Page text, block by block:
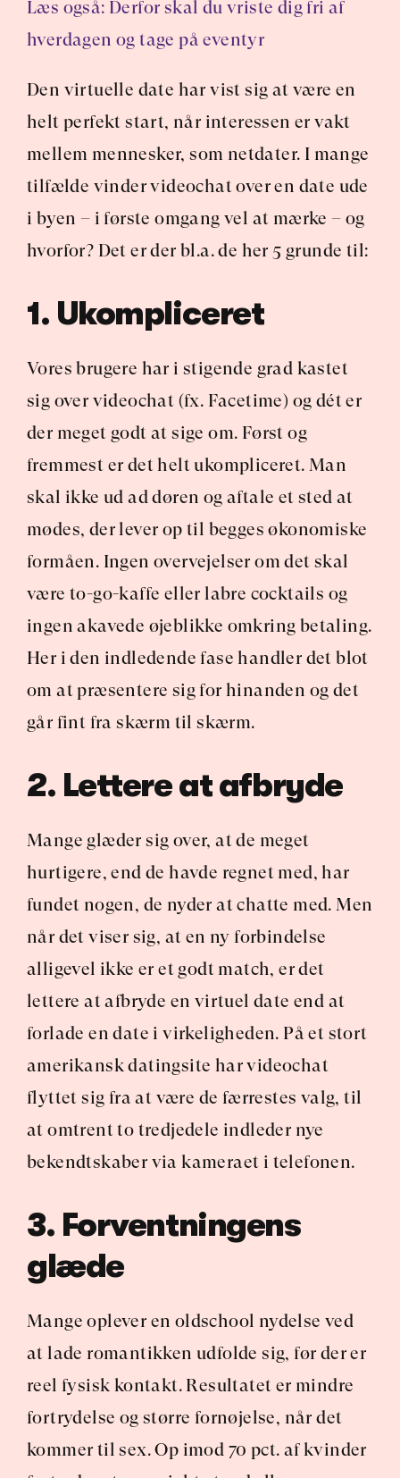
Læs også: Derfor skal du vriste dig fri af
hverdagen og tage på eventyr
Den virtuelle date har vist sig at være en
helt perfekt start, når interessen er vakt
mellem mennesker, som netdater. I mange
tilfælde vinder videochat over en date ude
i byen – i første omgang vel at mærke – og
hvorfor? Det er der bl.a. de her 5 grunde til:
1. Ukompliceret
Vores brugere har i stigende grad kastet
sig over videochat (fx. Facetime) og dét er
der meget godt at sige om. Først og
fremmest er det helt ukompliceret. Man
skal ikke ud ad døren og aftale et sted at
mødes, der lever op til begges økonomiske
formåen. Ingen overvejelser om det skal
være to-go-kaffe eller labre cocktails og
ingen akavede øjeblikke omkring betaling.
Her i den indledende fase handler det blot
om at præsentere sig for hinanden og det
går fint fra skærm til skærm.
2. Lettere at afbryde
Mange glæder sig over, at de meget
hurtigere, end de havde regnet med, har
fundet nogen, de nyder at chatte med. Men
når det viser sig, at en ny forbindelse
alligevel ikke er et godt match, er det
lettere at afbryde en virtuel date end at
forlade en date i virkeligheden. På et stort
amerikansk datingsite har videochat
flyttet sig fra at være de færrestes valg, til
at omtrent to tredjedele indleder nye
bekendtskaber via kameraet i telefonen.
3. Forventningens
glæde
Mange oplever en oldschool nydelse ved
at lade romantikken udfolde sig, før der er
reel fysisk kontakt. Resultatet er mindre
fortrydelse og større fornøjelse, når det
kommer til sex. Op imod 70 pct. af kvinder